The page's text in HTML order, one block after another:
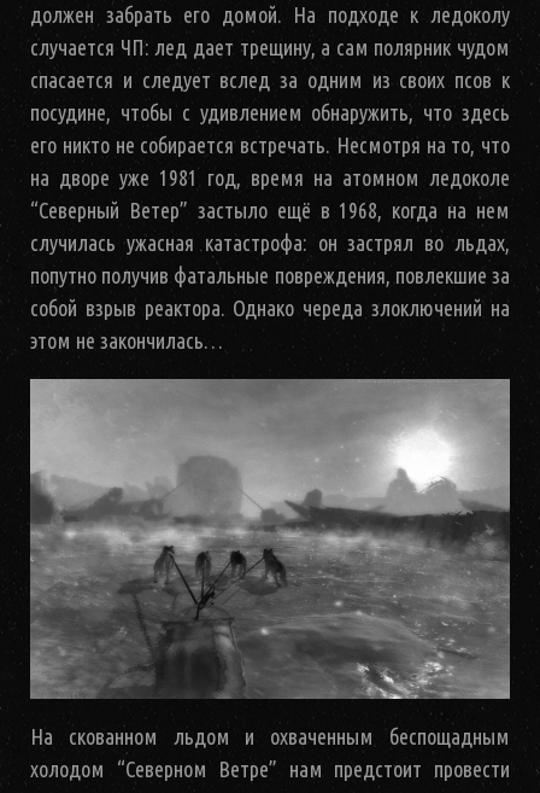
должен забрать его домой. На подходе к ледоколу
случается ЧП: лед дает трещину, а сам полярник чудом
спасается и следует вслед за одним из своих псов к
посудине, чтобы с удивлением обнаружить, что здесь
его никто не собирается встречать. Несмотря на то, что
на дворе уже 1981 год, время на атомном ледоколе
“Северный Ветер” застыло ещё в 1968, когда на нем
случилась ужасная катастрофа: он застрял во льдах,
попутно получив фатальные повреждения, повлекшие за
собой взрыв реактора. Однако череда злоключений на
этом не закончилась…
На скованном льдом и охваченным беспощадным
холодом “Северном Ветре” нам предстоит провести